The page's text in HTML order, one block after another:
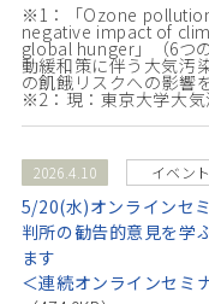
※1：「Ozone
negative impact of
global hunger」（6つ
動緩和策に伴う大気汚
の飢餓リスクへの影響
※2：現：東京大学大気
2026.4.10 イベント
5/20(水)オンラインセ
判所の勧告的意見を学
ます
＜連続オンラインセミ